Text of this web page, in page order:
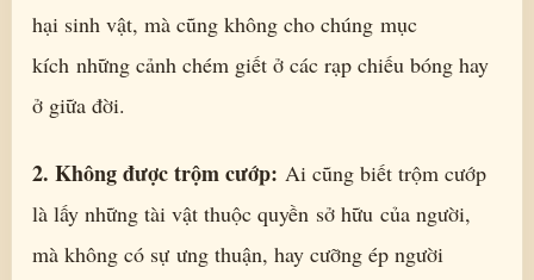
hại sinh vật, mà cũng không cho chúng mục
kích những cảnh chém giết ở các rạp chiếu bóng hay
ở giữa đời.
2. Không được trộm cướp: Ai cũng biết trộm cướp
là lấy những tài vật thuộc quyền sở hữu của người,
mà không có sự ưng thuận, hay cưỡng ép người